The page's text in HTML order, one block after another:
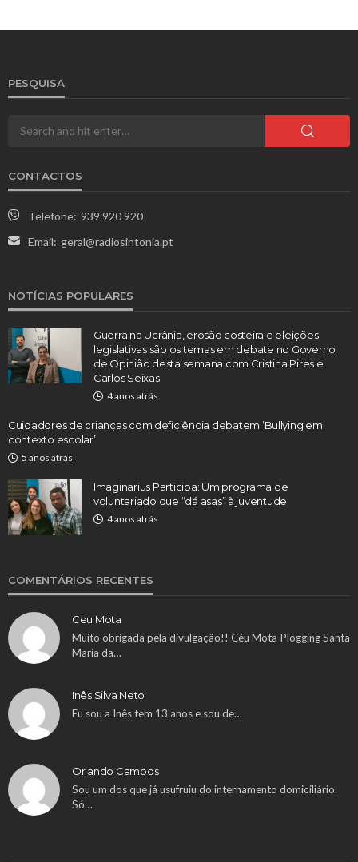
PESQUISA
CONTACTOS
Telefone: 939 920 920
Email: geral@radiosintonia.pt
NOTÍCIAS POPULARES
Guerra na Ucrânia, erosão costeira e eleições
legislativas são os temas em debate no Governo
de Opinião desta semana com Cristina Pires e
Carlos Seixas
4 anos atrás
Cuidadores de crianças com deficiência debatem ‘Bullying em
contexto escolar’
5 anos atrás
Imaginarius Participa: Um programa de
voluntariado que “dá asas” à juventude
4 anos atrás
COMENTÁRIOS RECENTES
Ceu Mota
Muito obrigada pela divulgação!! Céu Mota Plogging Santa
Maria da…
Inês Silva Neto
Eu sou a Inês tem 13 anos e sou de…
Orlando Campos
Sou um dos que já usufruiu do internamento domiciliário.
Só…